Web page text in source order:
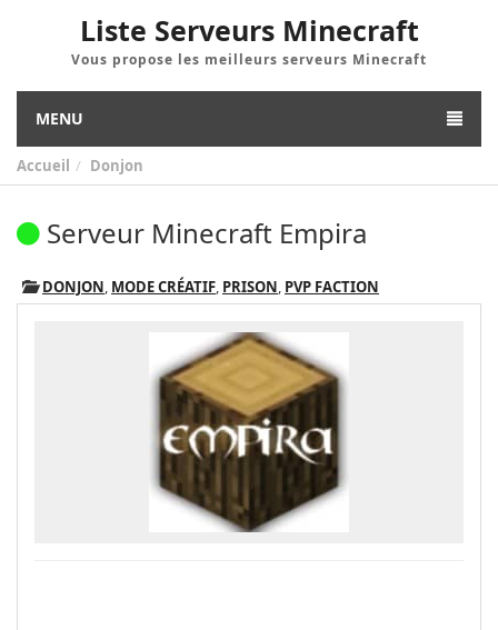
Liste Serveurs Minecraft
Vous propose les meilleurs serveurs Minecraft
MENU
Accueil Donjon
Serveur Minecraft Empira
DONJON, MODE CRÉATIF, PRISON, PVP FACTION